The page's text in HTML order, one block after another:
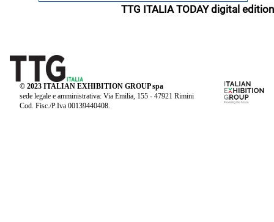
TTG ITALIA TODAY digital edition
© 2023 ITALIAN EXHIBITION GROUP spa
sede legale e amministrativa: Via Emilia, 155 - 47921 Rimini
Cod. Fisc./P.Iva 00139440408.